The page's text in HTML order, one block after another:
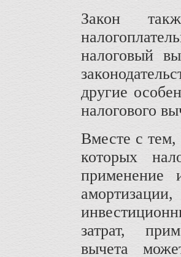
Закон
налоговый
другие
налогового
Вместе с тем,
которых
применение
затрат,
вычета